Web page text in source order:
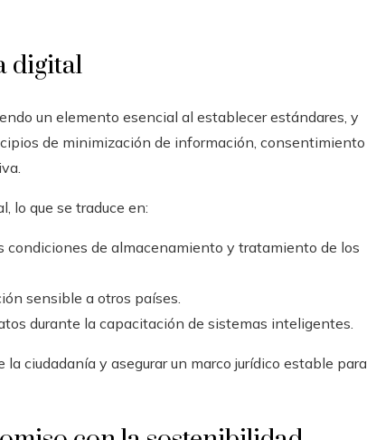
digital
un elemento esencial al establecer estándares, y
de minimización de información, consentimiento
lo que se traduce en:
condiciones de almacenamiento y tratamiento de los
sensible a otros países.
durante la capacitación de sistemas inteligentes.
ciudadanía y asegurar un marco jurídico estable para